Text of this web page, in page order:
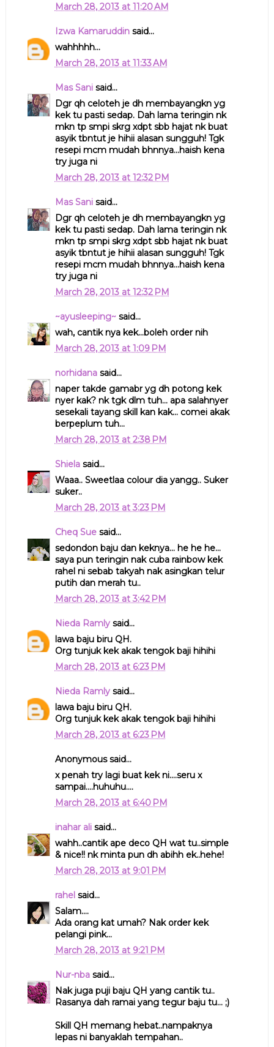
March 28, 2013 at 11:20 AM
Izwa Kamaruddinsaid...
wahhhhh...
March 28, 2013 at 11:33 AM
Mas Sanisaid...
Dgr qh celoteh je dh membayangkn yg
kek tu pasti sedap. Dah lama teringin nk
mkn tp smpi skrg xdpt sbb hajat nk buat
asyik tbntut je hihii alasan sungguh! Tgk
resepi mcm mudah bhnnya...haish kena
try juga ni
March 28, 2013 at 12:32 PM
Mas Sanisaid...
Dgr qh celoteh je dh membayangkn yg
kek tu pasti sedap. Dah lama teringin nk
mkn tp smpi skrg xdpt sbb hajat nk buat
asyik tbntut je hihii alasan sungguh! Tgk
resepi mcm mudah bhnnya...haish kena
try juga ni
March 28, 2013 at 12:32 PM
~ayusleeping~said...
wah, cantik nya kek...boleh order nih
March 28, 2013 at 1:09 PM
norhidanasaid...
naper takde gamabr yg dh potong kek
nyer kak? nk tgk dlm tuh... apa salahnyer
sesekali tayang skill kan kak... comei akak
berpeplum tuh...
March 28, 2013 at 2:38 PM
Shielasaid...
Waaa.. Sweetlaa colour dia yangg.. Suker
suker..
March 28, 2013 at 3:23 PM
Cheq Suesaid...
sedondon baju dan keknya... he he he...
saya pun teringin nak cuba rainbow kek
rahel ni sebab takyah nak asingkan telur
putih dan merah tu..
March 28, 2013 at 3:42 PM
Nieda Ramlysaid...
lawa baju biru QH.
Org tunjuk kek akak tengok baji hihihi
March 28, 2013 at 6:23 PM
Nieda Ramlysaid...
lawa baju biru QH.
Org tunjuk kek akak tengok baji hihihi
March 28, 2013 at 6:23 PM
Anonymous said...
x penah try lagi buat kek ni....seru x
sampai....huhuhu....
March 28, 2013 at 6:40 PM
inahar alisaid...
wahh..cantik ape deco QH wat tu..simple
& nice!! nk minta pun dh abihh ek..hehe!
March 28, 2013 at 9:01 PM
rahelsaid...
Salam....
Ada orang kat umah? Nak order kek
pelangi pink...
March 28, 2013 at 9:21 PM
Nur-nbasaid...
Nak juga puji baju QH yang cantik tu..
Rasanya dah ramai yang tegur baju tu... ;)
Skill QH memang hebat..nampaknya
lepas ni banyaklah tempahan..